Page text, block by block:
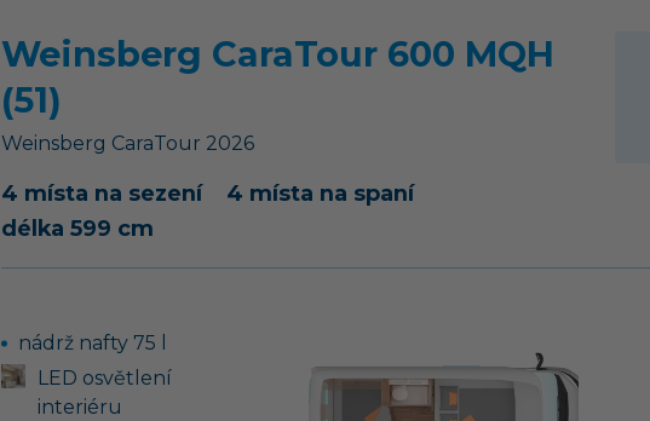
Weinsberg CaraTour 600 MQH
(51)
Weinsberg CaraTour 2026
4 místa na sezení
4 místa na spaní
délka 599 cm
nádrž nafty 75 l
LED osvětlení
interiéru